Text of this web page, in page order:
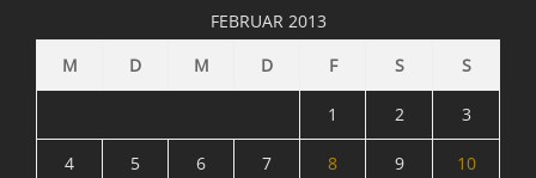
FEBRUAR 2013
M
D M D F S S
1 2 3
4 5 6 7 8 9 10